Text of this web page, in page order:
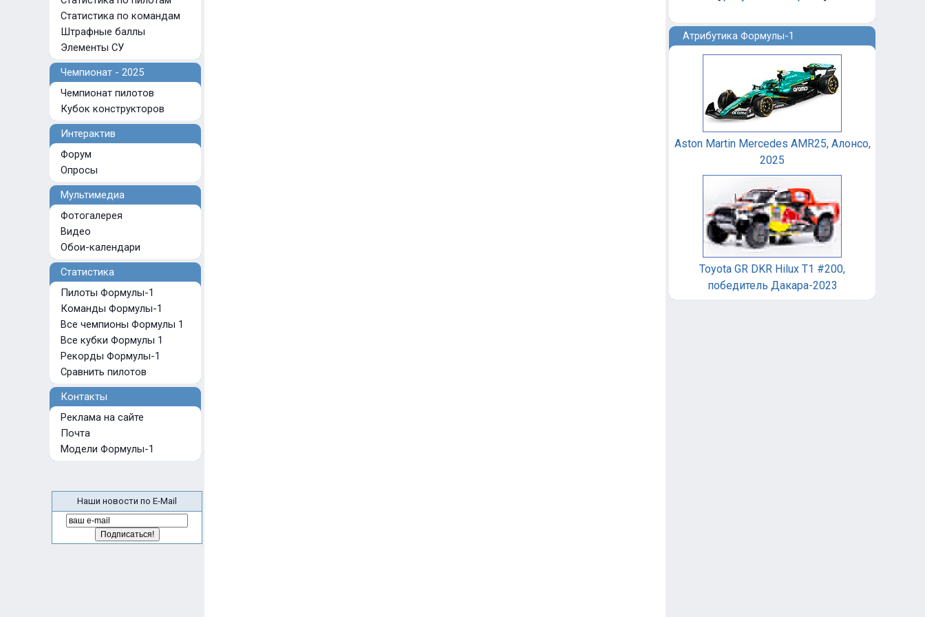
Статистика по командам
Штрафные баллы
Элементы СУ
Чемпионат - 2025
Чемпионат пилотов
Кубок конструкторов
Интерактив
Форум
Опросы
Мультимедиа
Фотогалерея
Видео
Обои-календари
Статистика
Пилоты Формулы-1
Команды Формулы-1
Все чемпионы Формулы 1
Все кубки Формулы 1
Рекорды Формулы-1
Сравнить пилотов
Контакты
Реклама на сайте
Почта
Модели Формулы-1
Наши новости по E-Mail
Атрибутика Формулы-1
Aston Martin Mercedes AMR25, Алонсо,
2025
Toyota GR DKR Hilux T1 #200,
победитель Дакара-2023